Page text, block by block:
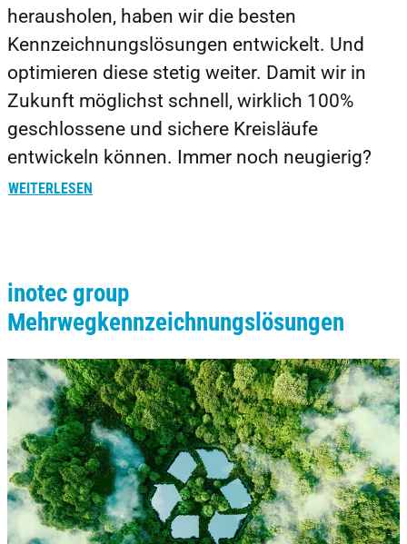
herausholen, haben wir die besten
Kennzeichnungslösungen entwickelt. Und
optimieren diese stetig weiter. Damit wir in
Zukunft möglichst schnell, wirklich 100%
geschlossene und sichere Kreisläufe
entwickeln können. Immer noch neugierig?
WEITERLESEN
inotec group
Mehrwegkennzeichnungslösungen